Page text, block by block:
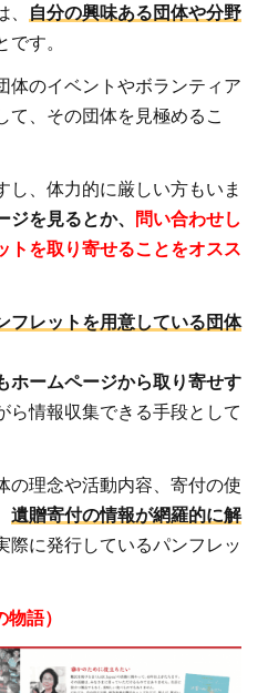
自分の興味ある団体や分野
です。
体のイベントやボランティア
て、その団体を見極めるこ
し、体力的に厳しい方もいま
ジを見るとか、
問い合わせし
トを取り寄せることをオスス
フレットを用意している団体
ホームページから取り寄せす
ら情報収集できる手段として
の理念や活動内容、寄付の使
遺贈寄付の情報が網羅的に解
際に発行しているパンフレッ
語）